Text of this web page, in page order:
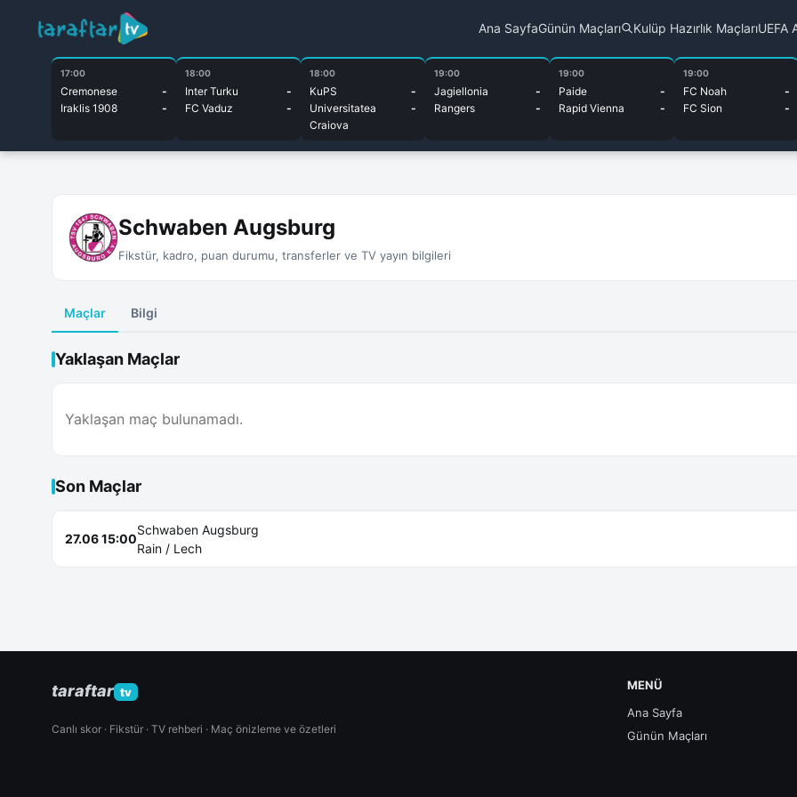
Ana SayfaGünün Maçları Kulüp Hazırlık MaçlarıUEFA
17:00
Cremonese
-
Iraklis 1908
-
18:00
Inter Turku
-
FC Vaduz
-
18:00
KuPS
-
Universitatea
Craiova
-
19:00
Jagiellonia
-
Rangers
-
19:00
Paide
-
Rapid Vienna
-
19:00
FC Noah
-
FC Sion
-
Schwaben Augsburg
Fikstür, kadro, puan durumu, transferler ve TV yayın bilgileri
Maçlar Bilgi
Yaklaşan Maçlar
Yaklaşan maç bulunamadı.
Son Maçlar
27.06 15:00
Schwaben Augsburg
Rain / Lech
taraftar tv
Canlı skor · Fikstür · TV rehberi · Maç önizleme ve özetleri
MENÜ
Ana Sayfa
Günün Maçları